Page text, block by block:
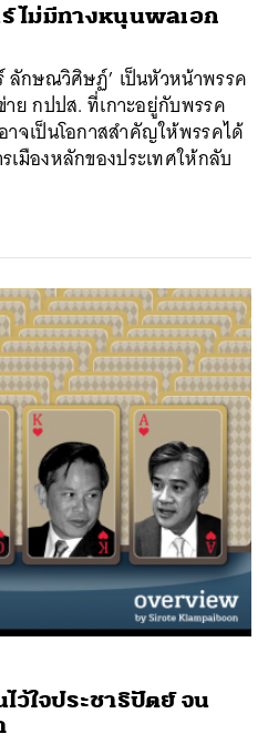
ไม่มีทางหนุนพลเอก
ลักษณวิศิษฏ์’ เป็นหัวหน้าพรรค
ย กปปส. ที่เกาะอยู่กับพรรค
จเป็นโอกาสสำคัญให้พรรคได้
มืองหลักของประเทศให้กลับ
ว้ใจประชาธิปัตย์ จน